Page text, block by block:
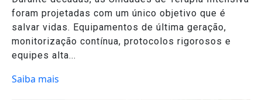
foram projetadas com um único objetivo que é
salvar vidas. Equipamentos de última geração,
monitorização contínua, protocolos rigorosos e
equipes alta...
Saiba mais